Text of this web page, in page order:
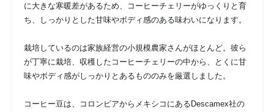
に大きな寒暖差があるため、コーヒーチェリーがゆっくりと育
ち、しっかりとした甘味やボディ感のある味わいになります。
栽培しているのは家族経営の小規模農家さんがほとんど。彼ら
が丁寧に栽培、収穫したコーヒーチェリーの中から、とくに甘
味やボディ感がしっかりとあるもののみを厳選しました。
コーヒー豆は、コロンビアからメキシコにあるDescamex社の